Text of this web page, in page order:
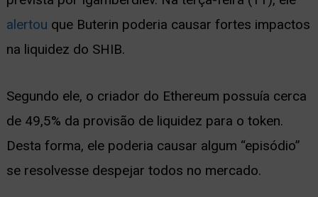
alertou que Buterin poderia causar fortes impactos
na liquidez do SHIB.
Segundo ele, o criador do Ethereum possuía cerca
de 49,5% da provisão de liquidez para o token.
Desta forma, ele poderia causar algum “episódio”
se resolvesse despejar todos no mercado.